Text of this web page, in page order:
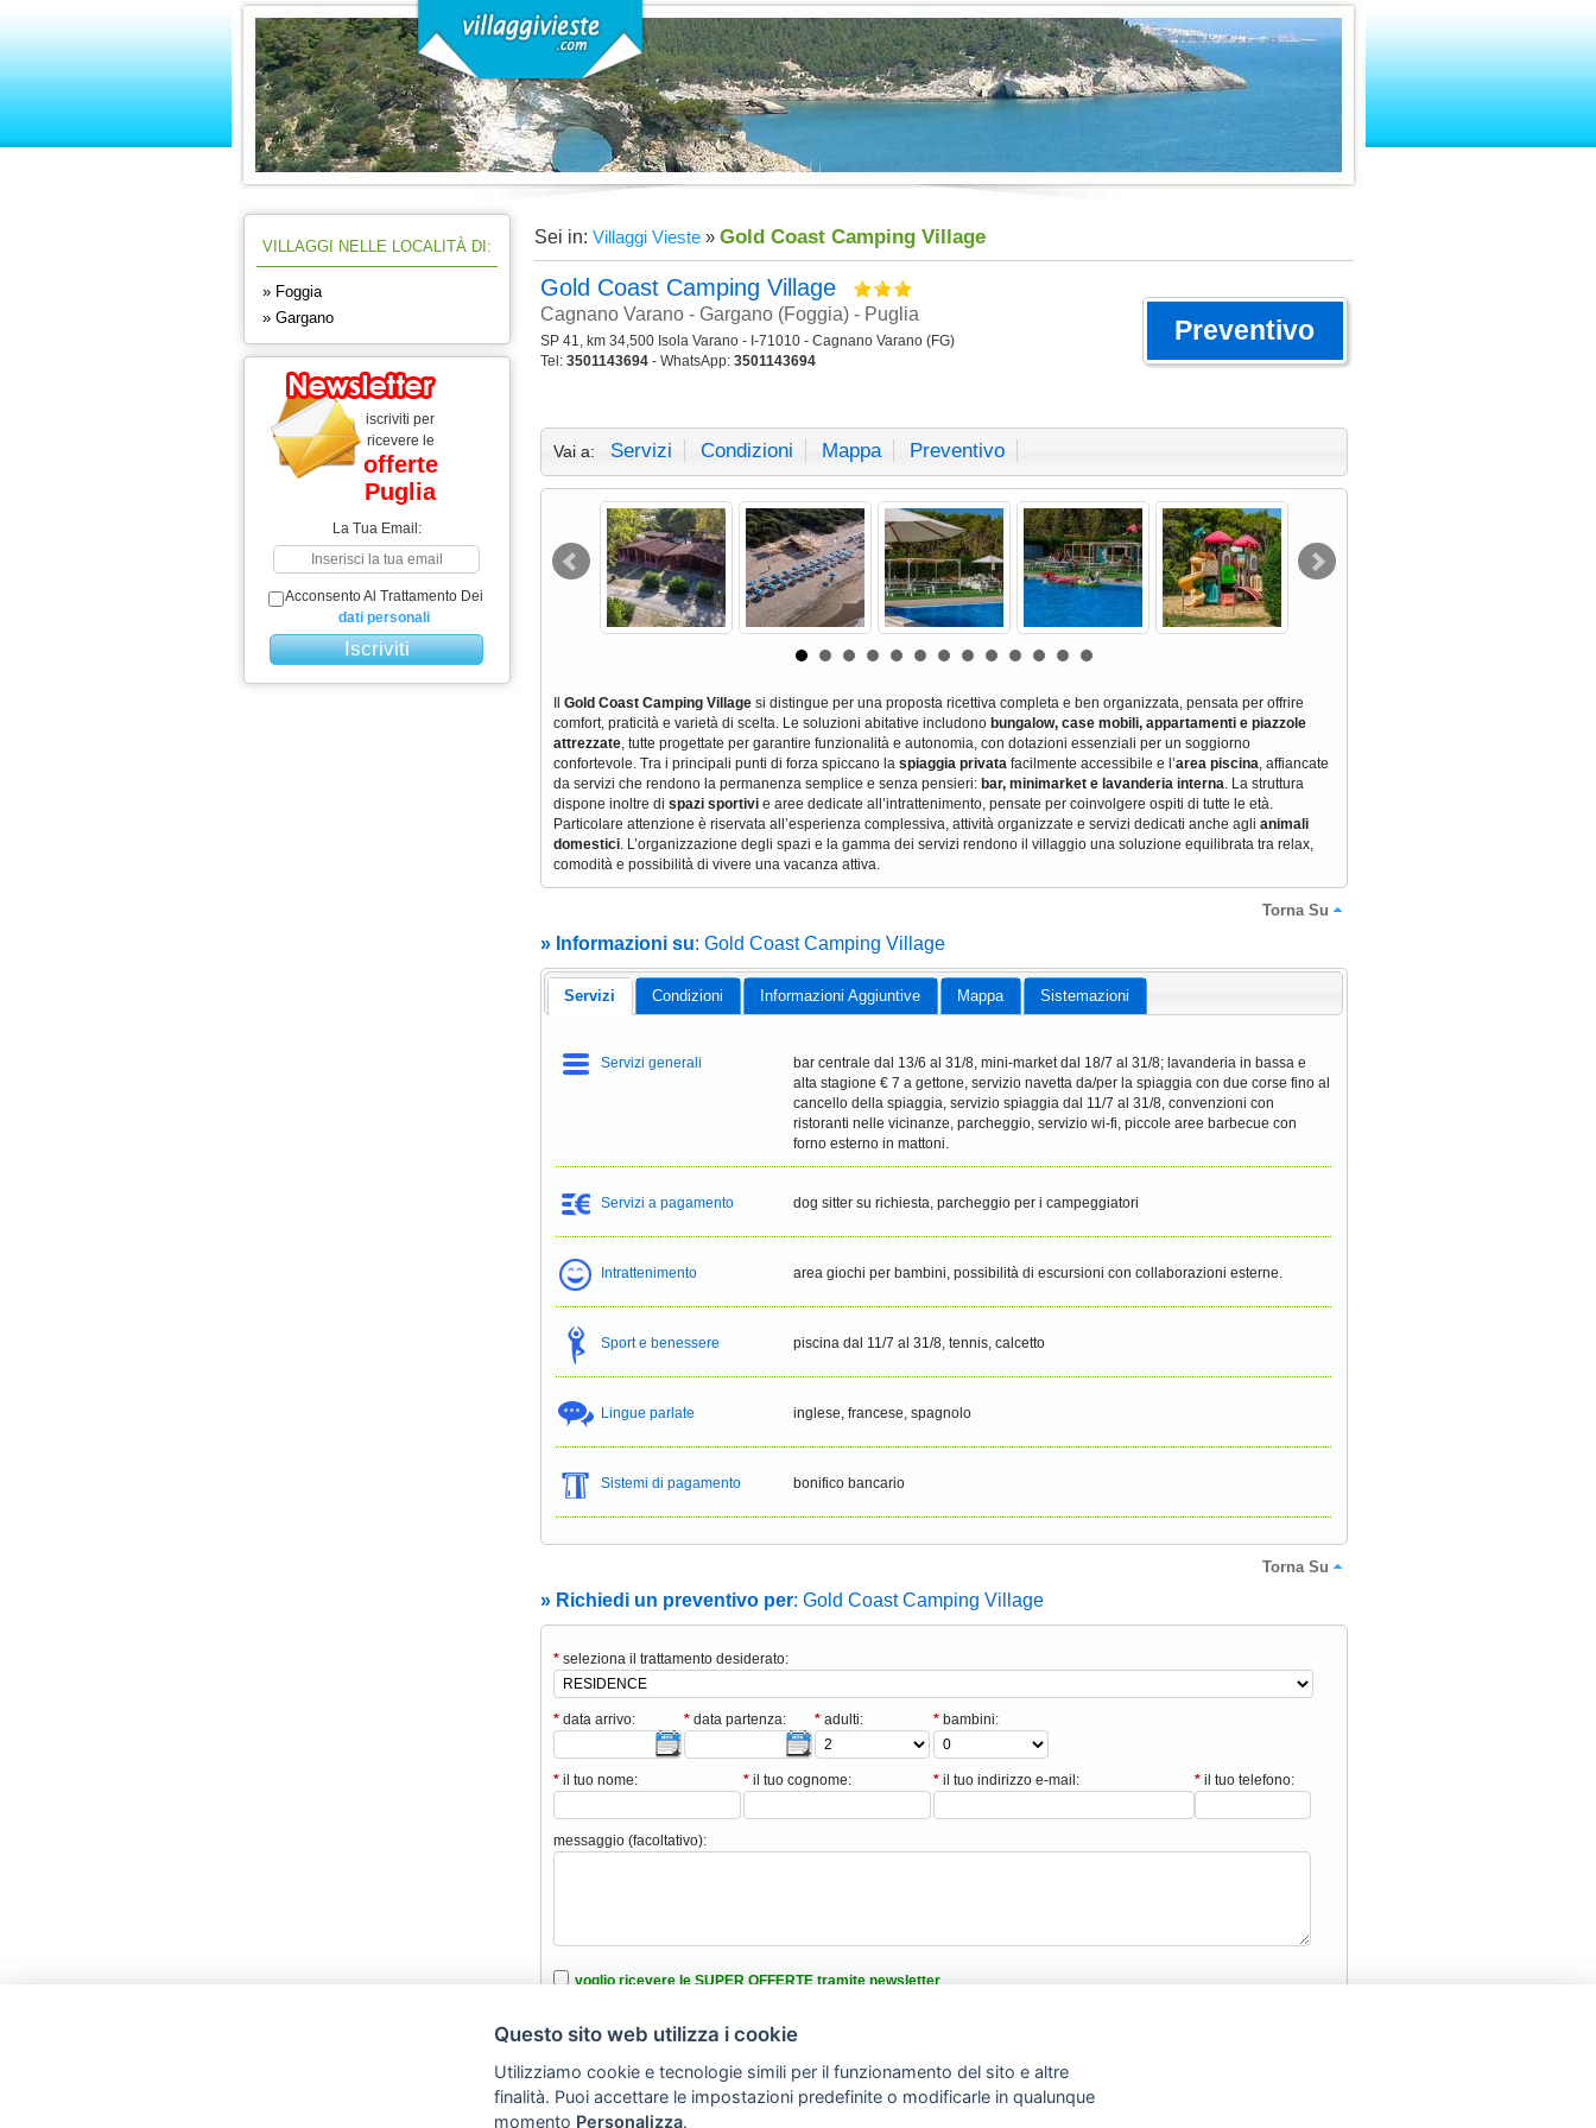
VILLAGGI NELLE LOCALITÀ DI:
» Foggia
» Gargano
iscriviti per
ricevere le
offerte
Puglia
La Tua Email:
Acconsento Al Trattamento Dei
dati personali
Sei in: Villaggi Vieste» Gold Coast Camping Village
Gold Coast Camping Village
Cagnano Varano - Gargano (Foggia) - Puglia
SP 41, km 34,500 Isola Varano - I-71010 - Cagnano Varano (FG)
Tel: 3501143694- WhatsApp: 3501143694
Preventivo
Vai a: Servizi Condizioni Mappa Preventivo
Gold Coast Camping Villagesi distingue per una proposta ricettiva completa e ben organizzata, pensata per offrire
comfort, praticità e varietà di scelta. Le soluzioni abitative includono bungalow, case mobili, appartamenti e piazzole
attrezzate, tutte progettate per garantire funzionalità e autonomia, con dotazioni essenziali per un soggiorno
confortevole. Tra i principali punti di forza spiccano la spiaggia privatafacilmente accessibile e l’area piscina, affiancate
da servizi che rendono la permanenza semplice e senza pensieri: bar, minimarket e lavanderia interna. La struttura
dispone inoltre di spazi sportivie aree dedicate all’intrattenimento, pensate per coinvolgere ospiti di tutte le età.
Particolare attenzione è riservata all’esperienza complessiva, attività organizzate e servizi dedicati anche agli animali
domestici. L’organizzazione degli spazi e la gamma dei servizi rendono il villaggio una soluzione equilibrata tra relax,
comodità e possibilità di vivere una vacanza attiva.
Torna Su
» Informazioni su: Gold Coast Camping Village
Servizi Condizioni Informazioni Aggiuntive Mappa Sistemazioni
Servizi generali
bar centrale dal 13/6 al 31/8, mini-market dal 18/7 al 31/8; lavanderia in bassa e
alta stagione € 7 a gettone, servizio navetta da/per la spiaggia con due corse fino al
cancello della spiaggia, servizio spiaggia dal 11/7 al 31/8, convenzioni con
ristoranti nelle vicinanze, parcheggio, servizio wi-fi, piccole aree barbecue con
forno esterno in mattoni.
Servizi a pagamento dog sitter su richiesta, parcheggio per i campeggiatori
Intrattenimento area giochi per bambini, possibilità di escursioni con collaborazioni esterne.
Sport e benessere piscina dal 11/7 al 31/8, tennis, calcetto
Lingue parlate inglese, francese, spagnolo
Sistemi di pagamento bonifico bancario
Torna Su
» Richiedi un preventivo per: Gold Coast Camping Village
*seleziona il trattamento desiderato:
*data arrivo: *data partenza: *adulti: *bambini:
*il tuo nome: *il tuo cognome: *il tuo indirizzo e-mail: *il tuo telefono:
messaggio (facoltativo):
voglio ricevere le SUPER OFFERTE tramite newsletter
ho letto e accettato le condizioni nell’informativa sulla privacy
Questo sito web utilizza i cookie
Utilizziamo cookie e tecnologie simili per il funzionamento del sito e altre
finalità. Puoi accettare le impostazioni predefinite o modificarle in qualunque
momento Personalizza.